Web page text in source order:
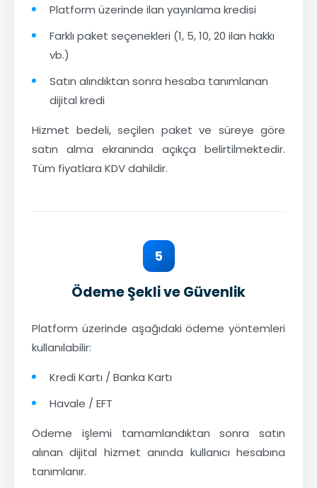
Platform üzerinde ilan yayınlama kredisi
Farklı paket seçenekleri (1, 5, 10, 20 ilan hakkı
vb.)
Satın alındıktan sonra hesaba tanımlanan
dijital kredi
Hizmet bedeli, seçilen paket ve süreye göre
satın alma ekranında açıkça belirtilmektedir.
Tüm fiyatlara KDV dahildir.
5
Ödeme Şekli ve Güvenlik
Platform üzerinde aşağıdaki ödeme yöntemleri
kullanılabilir:
Kredi Kartı / Banka Kartı
Havale / EFT
Ödeme işlemi tamamlandıktan sonra satın
alınan dijital hizmet anında kullanıcı hesabına
tanımlanır.